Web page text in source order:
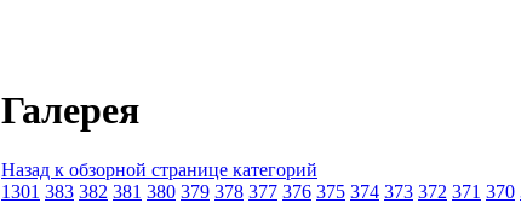
Галерея
Назад к обзорной странице категорий
1301 383 382 381 380 379 378 377 376 375 374 373 372 371 370